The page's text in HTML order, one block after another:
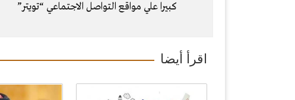
كبيرا علي مواقع التواصل الاجتماعي “تويتر”
اقرأ أيضا